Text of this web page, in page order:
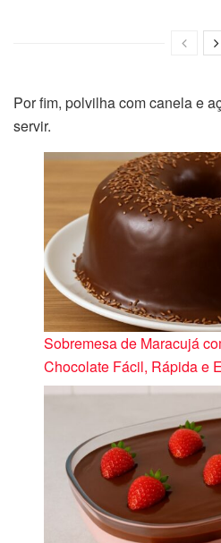
Por fim, polvilha com canela e
servir.
Sobremesa de Maracujá
Chocolate Fácil, Rápida e